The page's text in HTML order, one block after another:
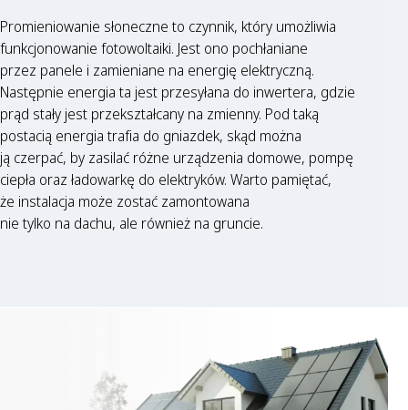
Promieniowanie słoneczne to czynnik, który umożliwia
funkcjonowanie fotowoltaiki. Jest ono pochłaniane
przez panele i zamieniane na energię elektryczną.
Następnie energia ta jest przesyłana do inwertera, gdzie
prąd stały jest przekształcany na zmienny. Pod taką
postacią energia trafia do gniazdek, skąd można
ją czerpać, by zasilać różne urządzenia domowe, pompę
ciepła oraz ładowarkę do elektryków. Warto pamiętać,
że instalacja może zostać zamontowana
nie tylko na dachu, ale również na gruncie.